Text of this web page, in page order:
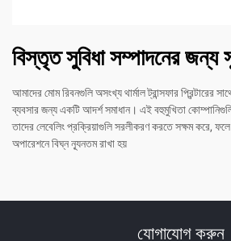
বিস্তৃত সুবিধা সম্পাদনের জন্য
আমাদের মোম রিবনগুলি অসংখ্য থার্মাল ট্রান্সফার প্রিন্টারের
ব্যবসার জন্য একটি আদর্শ সমাধান। এই বহুমুখিতা
তাদের লেবেলিং প্রক্রিয়াগুলি সরলীকরণ করতে সক্ষম করে, ফলে
অপারেশনে বিঘ্ন ন্যূনতম রাখা হয়
যোগাযোগ করুন